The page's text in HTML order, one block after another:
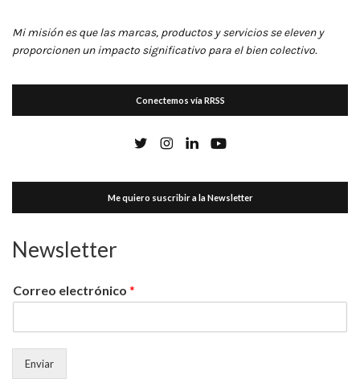
Mi misión es que las marcas, productos y servicios se eleven y
proporcionen un impacto significativo para el bien colectivo.
Conectemos vía RRSS
Me quiero suscribir a la Newsletter
Newsletter
Correo electrónico *
Enviar